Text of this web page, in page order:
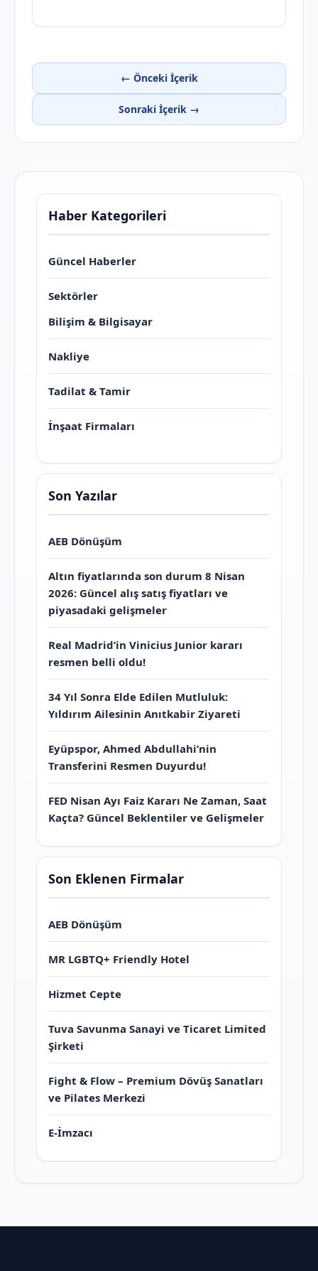
← Önceki İçerik
Sonraki İçerik →
Haber Kategorileri
Güncel Haberler
Sektörler
Bilişim & Bilgisayar
Nakliye
Tadilat & Tamir
İnşaat Firmaları
Son Yazılar
AEB Dönüşüm
Altın fiyatlarında son durum 8 Nisan
2026: Güncel alış satış fiyatları ve
piyasadaki gelişmeler
Real Madrid’in Vinicius Junior kararı
resmen belli oldu!
34 Yıl Sonra Elde Edilen Mutluluk:
Yıldırım Ailesinin Anıtkabir Ziyareti
Eyüpspor, Ahmed Abdullahi’nin
Transferini Resmen Duyurdu!
FED Nisan Ayı Faiz Kararı Ne Zaman, Saat
Kaçta? Güncel Beklentiler ve Gelişmeler
Son Eklenen Firmalar
AEB Dönüşüm
MR LGBTQ+ Friendly Hotel
Hizmet Cepte
Tuva Savunma Sanayi ve Ticaret Limited
Şirketi
Fight & Flow – Premium Dövüş Sanatları
ve Pilates Merkezi
E-İmzacı